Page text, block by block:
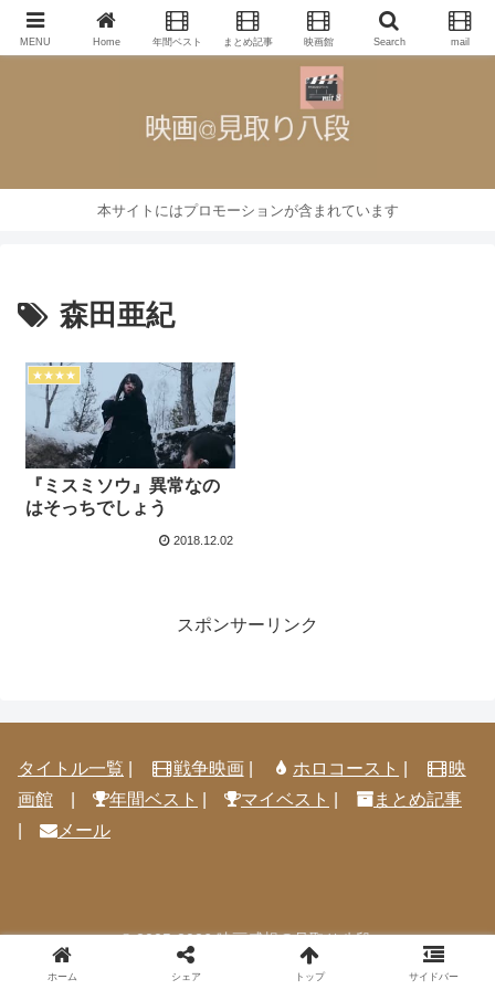
映画批評・レビューブログ
本サイトにはプロモーションが含まれています
森田亜紀
★★★★
『ミスミソウ』異常なの
はそっちでしょう
2018.12.02
スポンサーリンク
タイトル一覧 戦争映画| ホロコースト
映
画館
年間ベスト マイベスト
まとめ記事
メール
© 2005-2026 映画感想@見取り八段.
MENU Home 年間ベスト まとめ記事 映画館 Search mail
ホーム シェア トップ サイドバー